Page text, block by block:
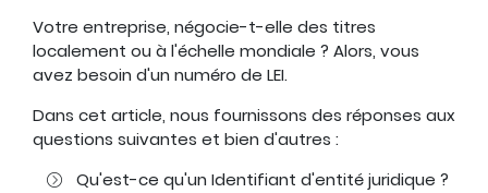
Votre entreprise, négocie-t-elle des titres
localement ou à l'échelle mondiale ? Alors, vous
avez besoin d'un numéro de LEI.
Dans cet article, nous fournissons des réponses aux
questions suivantes et bien d'autres :
Qu'est-ce qu'un Identifiant d'entité juridique ?